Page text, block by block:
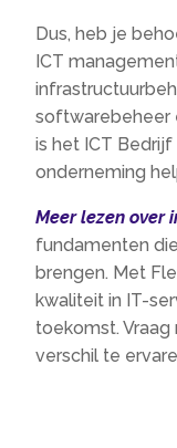
Dus, heb je
ICT
softwarebeheer
is het ICT
onderneming
Meer lezen over
fundamenten
brengen.​ Met
kwaliteit in IT-
toekomst.​
verschil te